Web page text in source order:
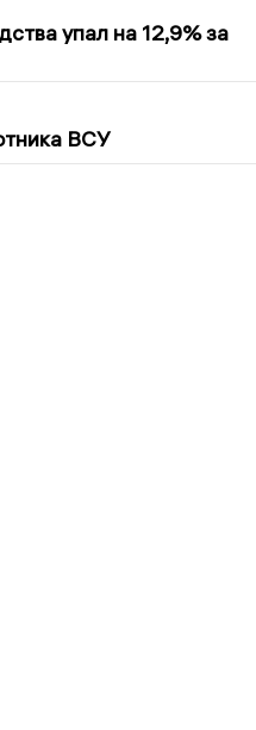
упал на 12,9% за
ВСУ